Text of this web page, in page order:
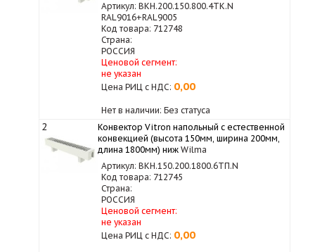
Артикул: ВКН.200.150.800.4ТК.N
RAL9016+RAL9005
Код товара: 712748
Страна:
РОССИЯ
Ценовой сегмент:
не указан
Цена РИЦ с НДС: 0,00
Нет в наличии: Без статуса
2
Конвектор Vitron напольный с естественной
конвекцией (высота 150мм, ширина 200мм,
длина 1800мм) нижWilma
Артикул: ВКН.150.200.1800.6ТП.N
Код товара: 712745
Страна:
РОССИЯ
Ценовой сегмент:
не указан
Цена РИЦ с НДС: 0,00